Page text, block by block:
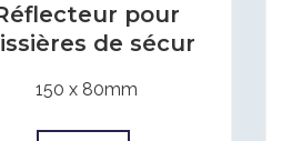
pour
de sécur
150 x 80mm